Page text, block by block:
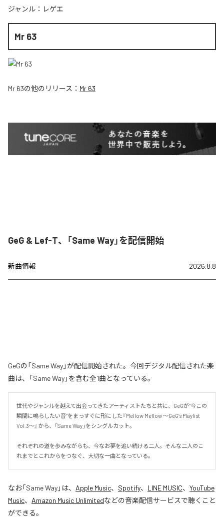
ジャンル： レゲエ
Mr 63
Mr 63の他のリリース： Mr 63
GeG & Lef-T、「Same Way」を配信開始
新曲情報 2026.8.8
GeGの「Same Way」が配信開始された。今回デジタル配信された楽
曲は、「Same Way」を含む全1曲となっている。
世代やジャンルを越えて出会ってきたアーティストたちと共に、GeGが“今この
瞬間に鳴らしたい音”をまっすぐに形にした『Mellow Mellow ～GeG’s Playlist
Vol.3～』から、「Same Way」をシングルカット。
それぞれの道を歩みながらも、今なお夢を追い続ける二人。そんな二人のこ
れまでとこれからをつなぐ、大切な一曲となっている。
なお「Same Way」は、 Apple Music、 Spotify、 LINE MUSIC、 YouTube
Music、 Amazon Music Unlimitedなどの音楽配信サービスで聴くこと
ができる。